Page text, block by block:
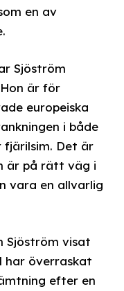
en av
Sjöström
är för
europeiska
i både
fjärilsim. Det är
är på rätt väg i
vara en allvarlig
Sjöström visat
har överraskat
efter en